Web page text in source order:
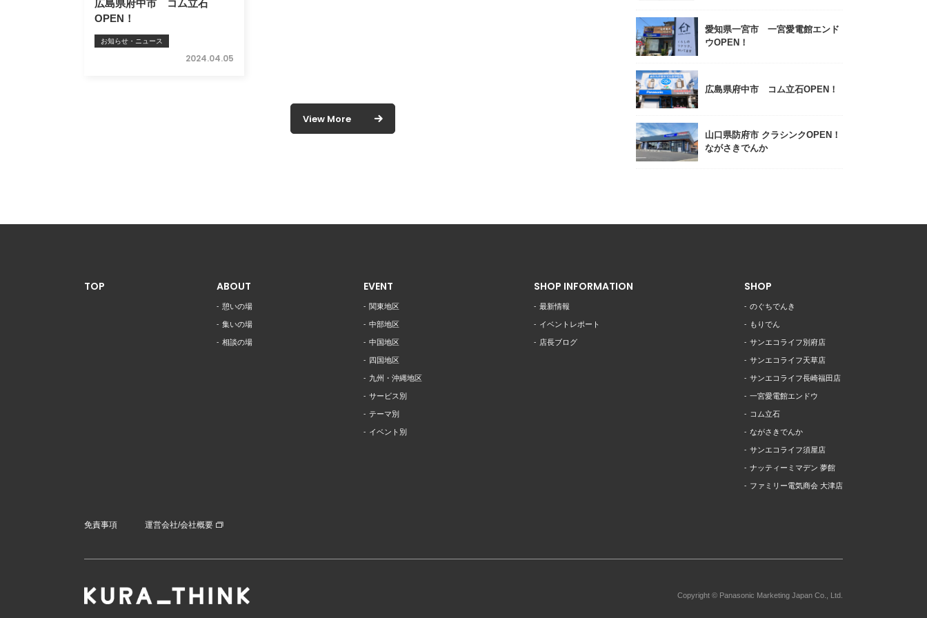
広島県府中市 コム立石
OPEN！
お知らせ・ニュース
2024.04.05
View More
愛知県一宮市 一宮愛電館エンド
ウOPEN！
広島県府中市 コム立石OPEN！
山口県防府市 クラシンクOPEN！
ながさきでんか
TOP ABOUT
憩いの場
集いの場
相談の場
EVENT
関東地区
中部地区
中国地区
四国地区
九州・沖縄地区
サービス別
テーマ別
イベント別
SHOP INFORMATION
最新情報
イベントレポート
店長ブログ
SHOP
のぐちでんき
もりでん
サンエコライフ別府店
サンエコライフ天草店
サンエコライフ長崎福田店
一宮愛電館エンドウ
コム立石
ながさきでんか
サンエコライフ須屋店
ナッティーミマデン 夢館
ファミリー電気商会 大津店
免責事項 運営会社/会社概要
Copyright © Panasonic Marketing Japan Co., Ltd.